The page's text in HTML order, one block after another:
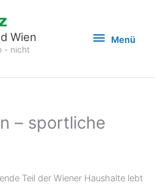
Wien
- nicht
Menü
Menü
– sportliche
Teil der Wiener Haushalte lebt